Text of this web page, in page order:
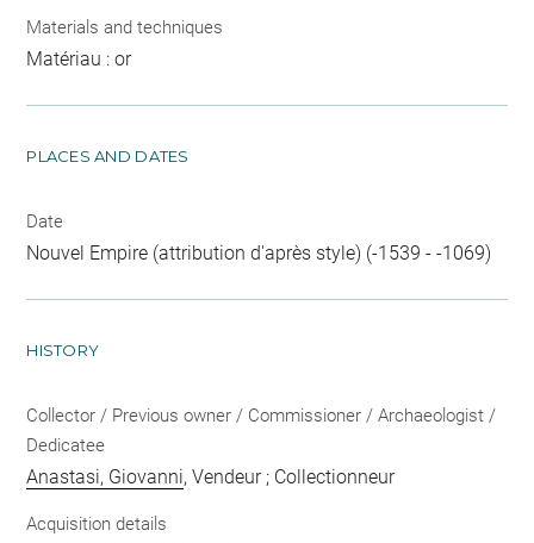
Materials and techniques
Matériau : or
PLACES AND DATES
Date
Nouvel Empire (attribution d'après style) (-1539 - -1069)
HISTORY
Collector / Previous owner / Commissioner / Archaeologist /
Dedicatee
Anastasi, Giovanni, Vendeur ; Collectionneur
Acquisition details